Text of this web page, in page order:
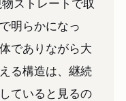
ストレートで取
明らかになっ
でありながら大
る構造は、継続
ていると見るの